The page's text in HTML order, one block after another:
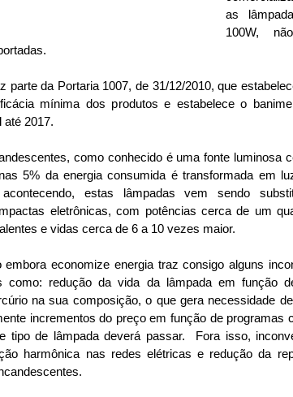
as
100W,
parte da Portaria 1007, de 31/12/2010, que
mínima dos produtos e estabelece o
até 2017.
como conhecido é uma fonte luminosa
5% da energia consumida é transformada em
estas lâmpadas vem sendo
eletrônicas, com potências cerca de um
e vidas cerca de 6 a 10 vezes maior.
embora economize energia traz consigo alguns
como: redução da vida da lâmpada em função
na sua composição, o que gera necessidade
incrementos do preço em função de programas
tipo de lâmpada deverá passar.  Fora isso,
harmônica nas redes elétricas e redução da